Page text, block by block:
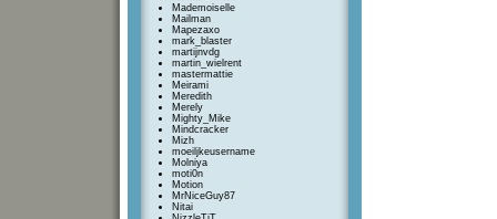
Mademoiselle
Mailman
Mapezaxo
mark_blaster
martijnvdg
martin_wielrent
mastermattie
Meirami
Meredith
Merely
Mighty_Mike
Mindcracker
Mizh
moeiljkeusername
Molniya
moti0n
Motion
MrNiceGuy87
Nitai